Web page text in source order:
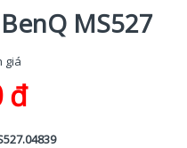
MS527
giá
đ